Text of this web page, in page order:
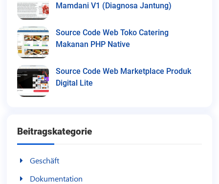
Mamdani V1 (Diagnosa Jantung)
Source Code Web Toko Catering
Makanan PHP Native
Source Code Web Marketplace Produk
Digital Lite
Beitragskategorie
Geschäft
Dokumentation